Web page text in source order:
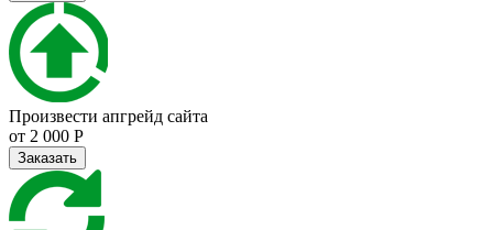
Произвести апгрейд сайта
от 2 000 Р
Заказать